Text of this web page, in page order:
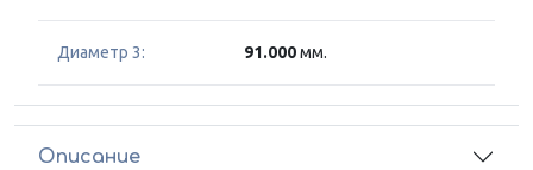
Диаметр 3: 91.000мм.
Описание